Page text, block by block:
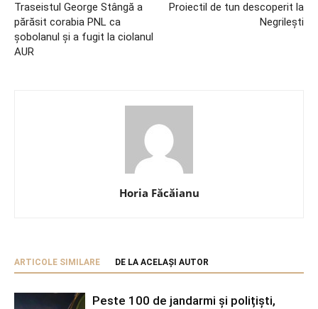
Traseistul George Stângă a
părăsit corabia PNL ca
șobolanul și a fugit la ciolanul
AUR
Proiectil de tun descoperit la
Negrilești
Horia Făcăianu
ARTICOLE SIMILARE DE LA ACELAȘI AUTOR
Peste 100 de jandarmi și polițiști,